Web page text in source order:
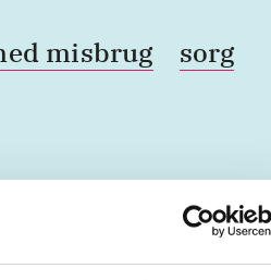
misbrug
sorg
ægteskab